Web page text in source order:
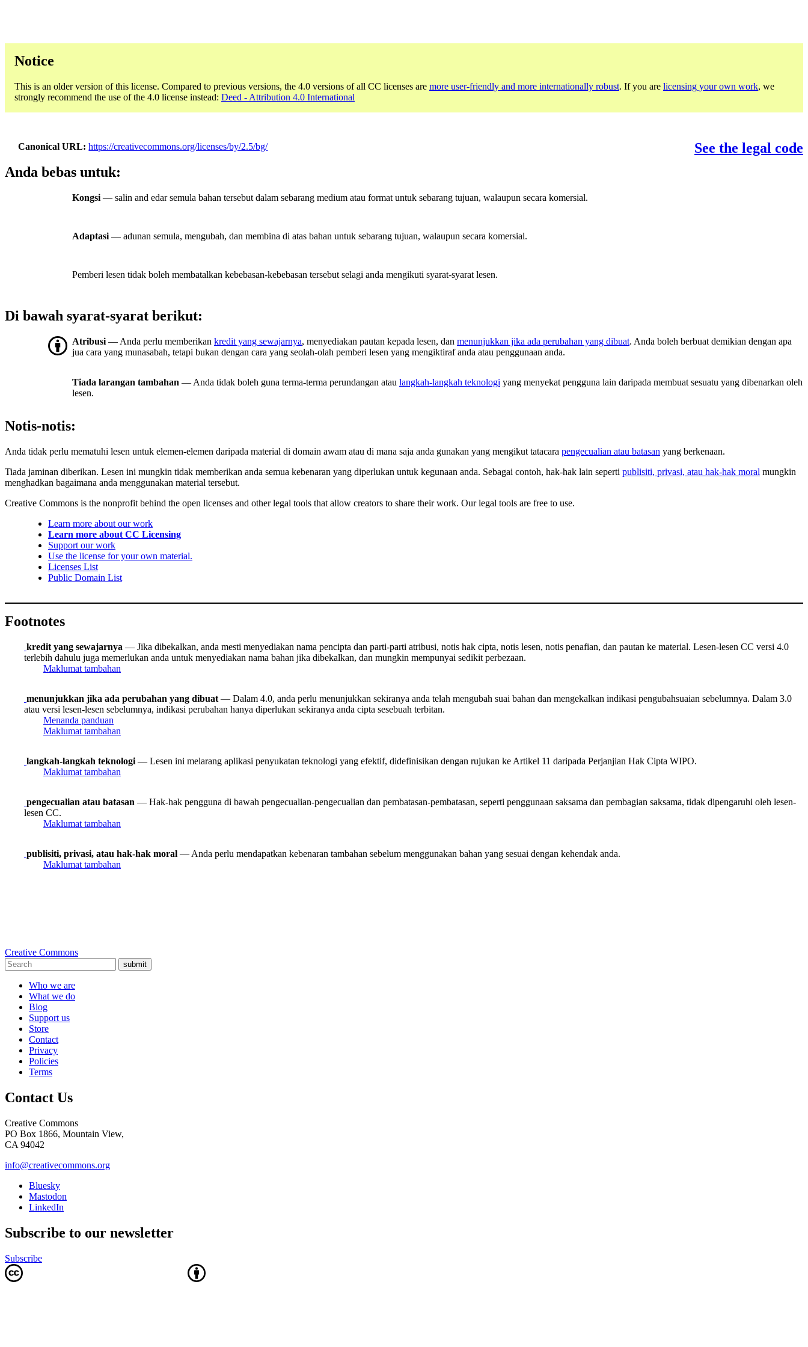
Notice
This is an older version of this license. Compared to previous versions, the 4.0 versions of all CC licenses are more user-friendly and more internationally robust. If you are licensing your own work, we
strongly recommend the use of the 4.0 license instead: Deed - Attribution 4.0 International
Canonical URL https://creativecommons.org/licenses/by/2.5/bg/
See the legal code
Anda bebas untuk:
Kongsi — salin and edar semula bahan tersebut dalam sebarang medium atau format untuk sebarang tujuan, walaupun secara komersial.
Adaptasi — adunan semula, mengubah, dan membina di atas bahan untuk sebarang tujuan, walaupun secara komersial.
Pemberi lesen tidak boleh membatalkan kebebasan-kebebasan tersebut selagi anda mengikuti syarat-syarat lesen.
Di bawah syarat-syarat berikut:
Atribusi — Anda perlu memberikan kredit yang sewajarnya, menyediakan pautan kepada lesen, dan menunjukkan jika ada perubahan yang dibuat. Anda boleh berbuat demikian dengan apa
jua cara yang munasabah, tetapi bukan dengan cara yang seolah-olah pemberi lesen yang mengiktiraf anda atau penggunaan anda.
Tiada larangan tambahan — Anda tidak boleh guna terma-terma perundangan atau langkah-langkah teknologi yang menyekat pengguna lain daripada membuat sesuatu yang dibenarkan oleh
lesen.
Notis-notis:
Anda tidak perlu mematuhi lesen untuk elemen-elemen daripada material di domain awam atau di mana saja anda gunakan yang mengikut tatacara pengecualian atau batasan yang berkenaan.
Tiada jaminan diberikan. Lesen ini mungkin tidak memberikan anda semua kebenaran yang diperlukan untuk kegunaan anda. Sebagai contoh, hak-hak lain seperti publisiti, privasi, atau hak-hak moral mungkin
menghadkan bagaimana anda menggunakan material tersebut.
Creative Commons is the nonprofit behind the open licenses and other legal tools that allow creators to share their work. Our legal tools are free to use.
Learn more about our work
Learn more about CC Licensing
Support our work
Use the license for your own material.
Licenses List
Public Domain List
Footnotes
kredit yang sewajarnya — Jika dibekalkan, anda mesti menyediakan nama pencipta dan parti-parti atribusi, notis hak cipta, notis lesen, notis penafian, dan pautan ke material. Lesen-lesen CC versi 4.0
terlebih dahulu juga memerlukan anda untuk menyediakan nama bahan jika dibekalkan, dan mungkin mempunyai sedikit perbezaan.
Maklumat tambahan
menunjukkan jika ada perubahan yang dibuat — Dalam 4.0, anda perlu menunjukkan sekiranya anda telah mengubah suai bahan dan mengekalkan indikasi pengubahsuaian sebelumnya. Dalam 3.0
atau versi lesen-lesen sebelumnya, indikasi perubahan hanya diperlukan sekiranya anda cipta sesebuah terbitan.
Menanda panduan
Maklumat tambahan
langkah-langkah teknologi — Lesen ini melarang aplikasi penyukatan teknologi yang efektif, didefinisikan dengan rujukan ke Artikel 11 daripada Perjanjian Hak Cipta WIPO.
Maklumat tambahan
pengecualian atau batasan — Hak-hak pengguna di bawah pengecualian-pengecualian dan pembatasan-pembatasan, seperti penggunaan saksama dan pembagian saksama, tidak dipengaruhi oleh lesen-
lesen CC.
Maklumat tambahan
publisiti, privasi, atau hak-hak moral — Anda perlu mendapatkan kebenaran tambahan sebelum menggunakan bahan yang sesuai dengan kehendak anda.
Maklumat tambahan
Creative Commons
submit
Who we are
What we do
Blog
Support us
Store
Contact
Privacy
Policies
Terms
Contact Us
Creative Commons
PO Box 1866, Mountain View,
CA 94042
info@creativecommons.org
Bluesky
Mastodon
LinkedIn
Subscribe to our newsletter
Subscribe